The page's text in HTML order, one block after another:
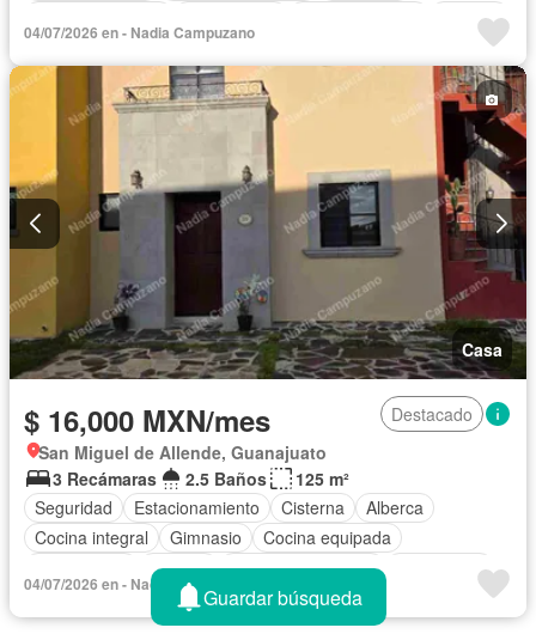
Internet
Aire acondicionado
Electricidad
Asador
Vista panorámica
Recámara con closet
Caseta de vigilancia
Conserje Wifi
Permite niños
04/07/2026 en - Nadia Campuzano
Casa
$ 16,000 MXN/mes
Destacado
San Miguel de Allende, Guanajuato
3 Recámaras
2.5 Baños
125 m²
Seguridad
Estacionamiento Cisterna
Alberca
Cocina integral
Gimnasio
Cocina equipada
Internet Aire acondicionado
Electricidad
Zonas verdes
Recámara con closet
Caseta de vigilancia
Wifi
Permite mascotas Permite niños
04/07/2026 en - Nadia CampuzanoGuardar búsqueda